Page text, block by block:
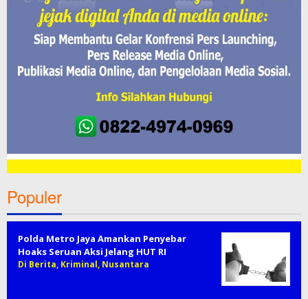
Populer
Polda Metro Jaya Amankan Penyebar
Hoaks Seruan Aksi Jelang HUT RI
Di Berita, Kriminal, Nusantara